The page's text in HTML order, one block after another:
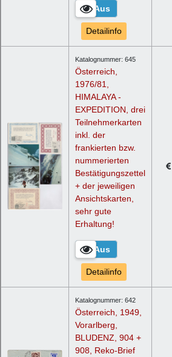
Detailinfo
Katalognummer: 645
Österreich,
1976/81,
HIMALAYA -
EXPEDITION, drei
Teilnehmerkarten
inkl. der
frankierten bzw.
nummerierten
Bestätigungszettel
+ der jeweiligen
Ansichtskarten,
sehr gute
Erhaltung!
Detailinfo
Katalognummer: 642
Österreich, 1949,
Vorarlberg,
BLUDENZ, 904 +
908, Reko-Brief